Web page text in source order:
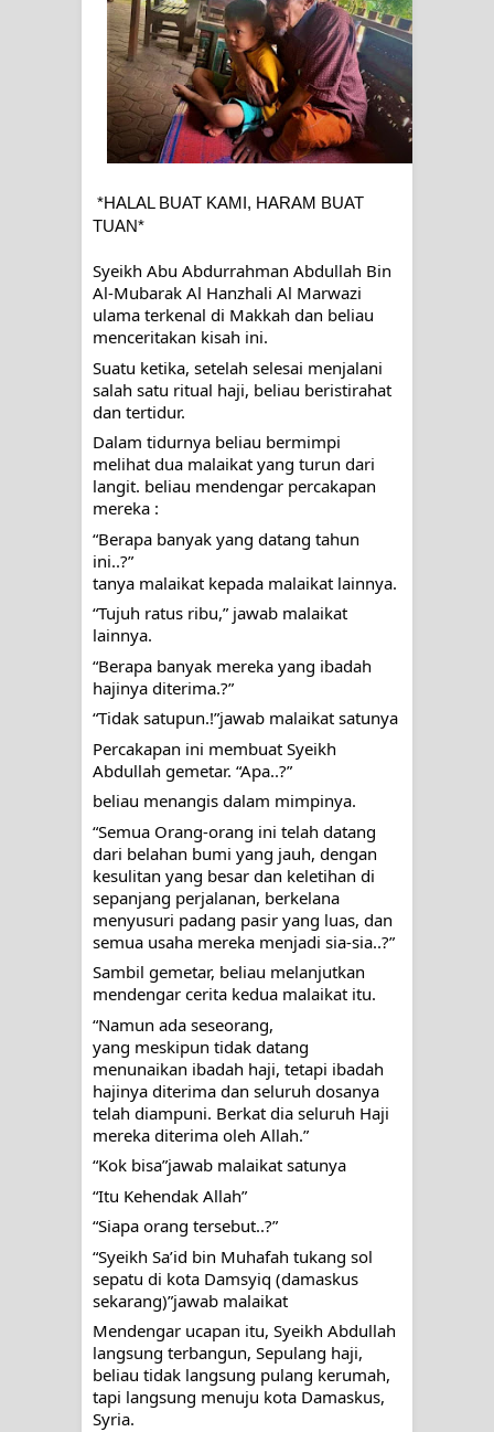
SIRHINDI)
Wusul kepada Allah
Hati dan dua sayap
SEKADAR MELIHAT, TETAPI
MENGENAL DIRI
SYARAHAN TINGKAT TINGGI
TASAWWUF*
Syahadat… tapi belum benar-benar
KISAH WALI SUFI, YANG BACAAN
SURAT AL-FATIHAHNYA TIDAK
PADANYA
SIHIR? JANGAN MUDAH
TERPESONA, JANGAN JUGA
MUDAH MENGHUKUM
DI TANGAN MURSYID, CINTA
MENEMUKAN JALAN PULANG
ALLAH MENYEMBUHKAN HATI, JIWA
TURUT MENJADI KUAT
TETAPI JALAN MEMBERSIHKAN
"Kotoran Yang Paling Bahaya Bukan
Pada Pakaian, Tetapi Pada Qalbi"
Secara Biologis Manusia itu Sama,
*HALAL BUAT KAMI, HARAM BUAT
TUAN*
Syeikh Abu Abdurrahman Abdullah Bin
Al-Mubarak Al Hanzhali Al Marwazi
ulama terkenal di Makkah dan beliau
menceritakan kisah ini.
Suatu ketika, setelah selesai menjalani
salah satu ritual haji, beliau beristirahat
dan tertidur.
Dalam tidurnya beliau bermimpi
melihat dua malaikat yang turun dari
langit. beliau mendengar percakapan
mereka :
“Berapa banyak yang datang tahun
ini..?”
tanya malaikat kepada malaikat lainnya.
“Tujuh ratus ribu,” jawab malaikat
lainnya.
“Berapa banyak mereka yang ibadah
hajinya diterima.?”
“Tidak satupun.!”jawab malaikat satunya
Percakapan ini membuat Syeikh
Abdullah gemetar. “Apa..?”
beliau menangis dalam mimpinya.
“Semua Orang-orang ini telah datang
dari belahan bumi yang jauh, dengan
kesulitan yang besar dan keletihan di
sepanjang perjalanan, berkelana
menyusuri padang pasir yang luas, dan
semua usaha mereka menjadi sia-sia..?”
Sambil gemetar, beliau melanjutkan
mendengar cerita kedua malaikat itu.
“Namun ada seseorang,
yang meskipun tidak datang
menunaikan ibadah haji, tetapi ibadah
hajinya diterima dan seluruh dosanya
telah diampuni. Berkat dia seluruh Haji
mereka diterima oleh Allah.”
“Kok bisa”jawab malaikat satunya
“Itu Kehendak Allah”
“Siapa orang tersebut..?”
“Syeikh Sa’id bin Muhafah tukang sol
sepatu di kota Damsyiq (damaskus
sekarang)”jawab malaikat
Mendengar ucapan itu, Syeikh Abdullah
langsung terbangun, Sepulang haji,
beliau tidak langsung pulang kerumah,
tapi langsung menuju kota Damaskus,
Syria.